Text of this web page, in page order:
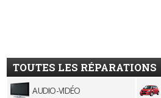
TOUTES LES RÉPARATIONS
AUDIO-VIDÉO